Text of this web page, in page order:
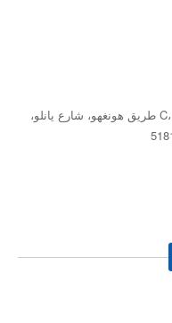
الطابق الثالث، المبنى رقم 1، المنطقة C، 108 طريق هونغهو، شارع يانلو،